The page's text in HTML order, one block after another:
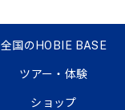
全国のHOBIE BASE
ツアー・体験
ショップ